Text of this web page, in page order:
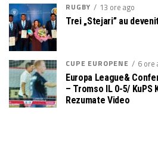
RUGBY 13 ore ago
Trei „Stejari” au
CUPE EUROPENE 6 ore
Europa League&
– Tromso IL 0-5/ KuPS
Rezumate Video